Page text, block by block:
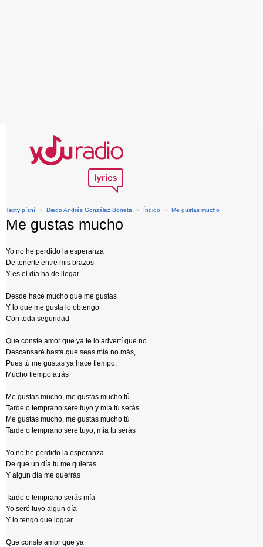
Texty písní › Diego Andrés González Boneta › Índigo › Me gustas mucho
Me gustas mucho
Yo no he perdido la esperanza
De tenerte entre mis brazos
Y es el día ha de llegar
Desde hace mucho que me gustas
Y lo que me gusta lo obtengo
Con toda seguridad
Que conste amor que ya te lo advertí que no
Descansaré hasta que seas mía no más,
Pues tú me gustas ya hace tiempo,
Mucho tiempo atrás
Me gustas mucho, me gustas mucho tú
Tarde o temprano sere tuyo y mía tú serás
Me gustas mucho, me gustas mucho tú
Tarde o temprano sere tuyo, mía tu serás
Yo no he perdido la esperanza
De que un día tu me quieras
Y algun día me querrás
Tarde o temprano serás mía
Yo seré tuyo algun día
Y lo tengo que lograr
Que conste amor que ya